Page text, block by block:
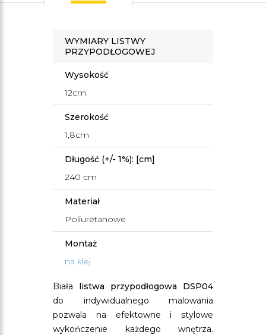
WYMIARY LISTWY
PRZYPODŁOGOWEJ
Wysokość
12cm
Szerokość
1,8cm
Długość (+/- 1%): [cm]
240 cm
Materiał
Poliuretanowe
Montaż
na klej
Biała listwa przypodłogowa DSP04
do indywidualnego malowania
pozwala na efektowne i stylowe
wykończenie każdego wnętrza.